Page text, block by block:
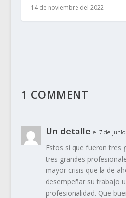
14 de noviembre del 2022
1 COMMENT
Un detalle el 7 de
Estos si que fueron tres
tres grandes
mayor crisis que la de
desempeñar su trabajo
profesionalidad. Que